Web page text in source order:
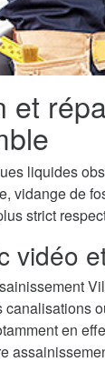
et
liquides
vidange de
strict
vidéo
canalisations
en